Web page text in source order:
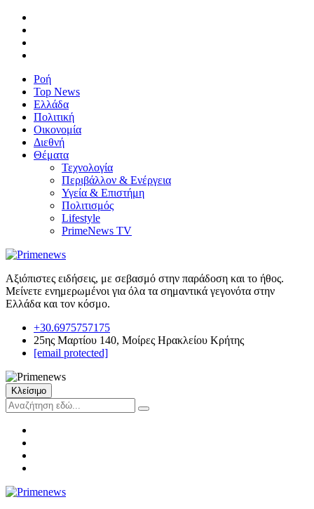
Ροή
Top News
Ελλάδα
Πολιτική
Οικονομία
Διεθνή
Θέματα
Τεχνολογία
Περιβάλλον & Ενέργεια
Υγεία & Επιστήμη
Πολιτισμός
Lifestyle
PrimeNews TV
Αξιόπιστες ειδήσεις, με σεβασμό στην παράδοση και το ήθος.
Μείνετε ενημερωμένοι για όλα τα σημαντικά γεγονότα στην
Ελλάδα και τον κόσμο.
+30.6975757175
25ης Μαρτίου 140, Μοίρες Ηρακλείου Κρήτης
[email protected]
Κλείσιμο